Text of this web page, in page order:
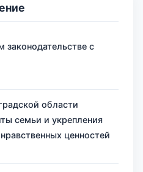
законодательстве с
области
семьи и укрепления
ценностей